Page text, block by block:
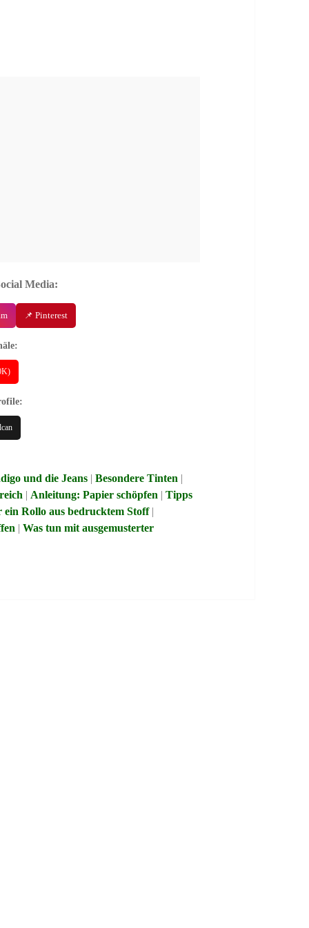
Media:
📌 Pinterest
und die Jeans |Besondere Tinten
|Anleitung: Papier schöpfen |Tipps
Rollo aus bedrucktem Stoff|
|Was tun mit ausgemusterter